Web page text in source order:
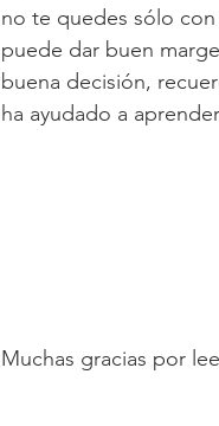
no te quedes sólo
puede dar buen
buena decisión,
ha ayudado a
Muchas gracias por